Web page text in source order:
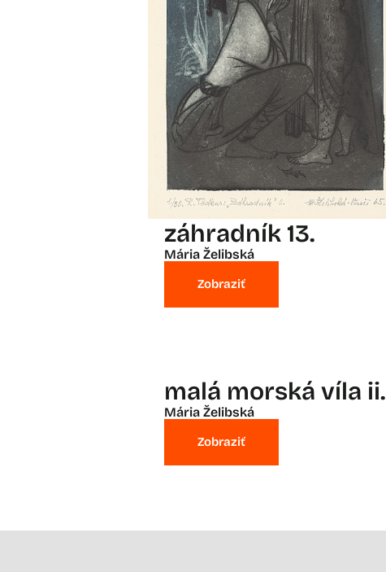
záhradník 13.
Mária Želibská
Zobraziť
malá morská víla ii.
Mária Želibská
Zobraziť